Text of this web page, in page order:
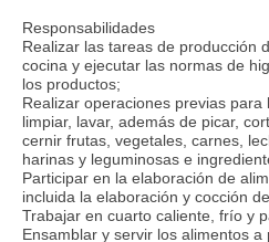
Responsabilidades
Realizar las tareas de producción
cocina y ejecutar las normas de
los productos;
Realizar operaciones previas
limpiar, lavar, además de picar,
cernir frutas, vegetales, carnes,
harinas y leguminosas e
Participar en la elaboración de
incluida la elaboración y cocción
Trabajar en cuarto caliente, frío y
Ensamblar y servir los alimentos a